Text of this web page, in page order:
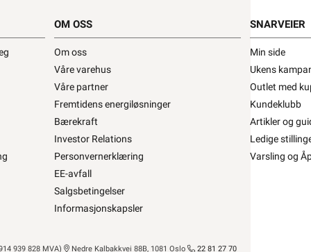
ELKO Skjultanlegg
220+ på lager
Min butikk ikke valgt, velg
Hent-i-Butikk
På lager i alle 32 butikkene, se
lagerstatus
OM OSS
Om oss
Våre varehus
Våre partner
Fremtidens energiløsninger
Bærekraft
Investor Relations
Personvernerklæring
EE-avfall
Salgsbetingelser
Informasjonskapsler
SNARVEIER
Min side
Ukens
Outlet med
Kundeklubb
Artikler og
Ledige
Varsling og
939 828 MVA) Nedre Kalbakkvei 88B, 1081 Oslo 22 81 27 70